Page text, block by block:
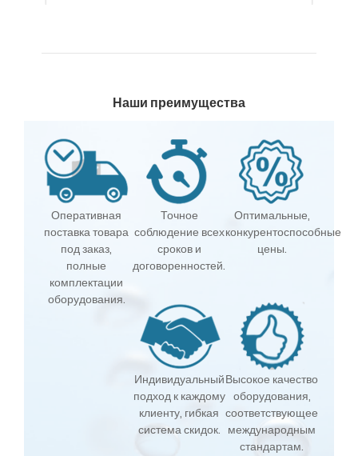
Наши преимущества
Оперативная
поставка товара
под заказ,
полные
комплектации
оборудования.
Точное
соблюдение всех
сроков и
договоренностей.
Оптимальные,
конкурентоспособные
цены.
Индивидуальный
подход к каждому
клиенту, гибкая
система скидок.
Высокое качество
оборудования,
соответствующее
международным
стандартам.